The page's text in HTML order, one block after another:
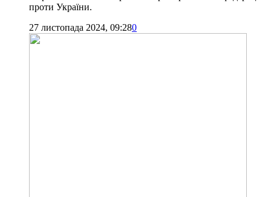
проти України.
27 листопада 2024, 09:280